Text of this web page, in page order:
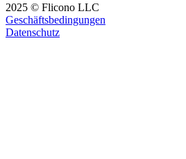
2025 © Flicono LLC
Geschäftsbedingungen
Datenschutz